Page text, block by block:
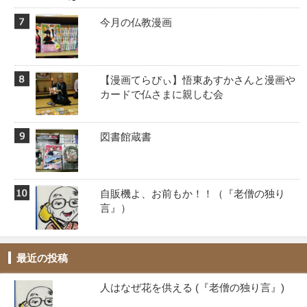
今月の仏教漫画
【漫画てらぴぃ】悟東あすかさんと漫画や
カードで仏さまに親しむ会
図書館蔵書
自販機よ、お前もか！！️（『老僧の独り
言』）
最近の投稿
人はなぜ花を供える (『老僧の独り言』)